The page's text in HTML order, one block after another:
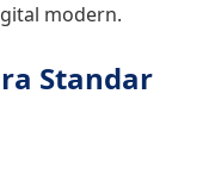
modern.
Standar